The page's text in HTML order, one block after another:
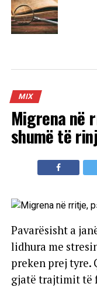
MIX
Migrena në
shumë të
Pavarësisht a
lidhura me
preken prej tyre.
gjatë trajtimit të